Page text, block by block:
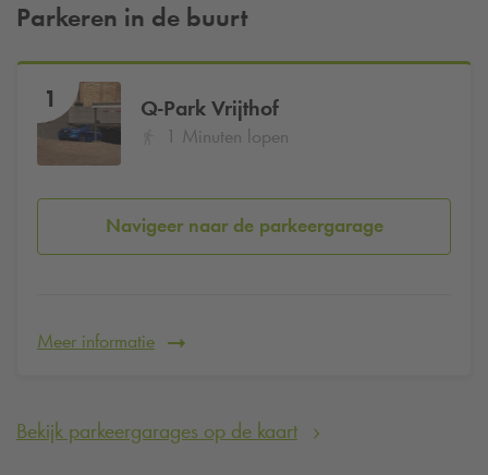
Parkeren in de buurt
1 Q-Park Vrijthof
1 Minuten lopen
Navigeer naar de parkeergarage
Meer informatie
Bekijk parkeergarages op de kaart